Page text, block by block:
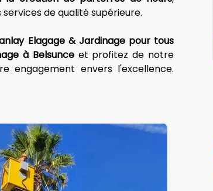
de qualité supérieure.
Elagage & Jardinage pour tous
à Belsunce et profitez de notre
engagement envers l'excellence.